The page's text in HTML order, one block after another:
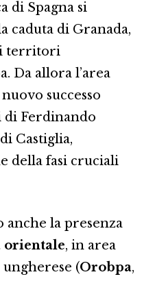
di Spagna si
caduta di Granada,
territori
Da allora l’area
successo
Ferdinando
Castiglia,
della fasi cruciali
la presenza
orientale, in area
ungherese (Orobpa,